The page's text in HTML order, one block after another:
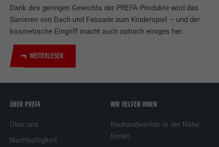
Dank des geringen Gewichts der PREFA Produkte wird das
Sanieren von Dach und Fassade zum Kinderspiel – und der
kosmetische Eingriff macht auch optisch einiges her.
WEITERLESEN
ÜBER PREFA
Über uns
Nachhaltigkeit
WIR HELFEN IHNEN
Bauhandwerker in der Nähe
finden
Name UserMatchHistory
Zweck
Wird verwendet, um Besucher auf
relevante Werbung basierend auf den